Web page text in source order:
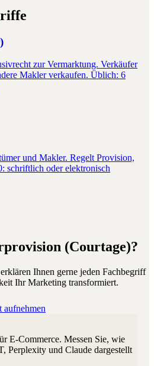
zur Vermarktung. Verkäufer
Makler verkaufen. Üblich: 6
und Makler. Regelt Provision,
schriftlich oder elektronisch
(Courtage)?
Ihnen gerne jeden Fachbegriff
Ihr Marketing transformiert.
aufnehmen
E-Commerce. Messen Sie, wie
Perplexity und Claude dargestellt